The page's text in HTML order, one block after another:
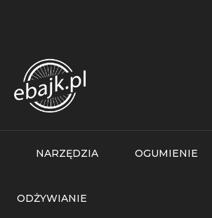
NARZĘDZIA OGUMIENIE
ODŻYWIANIE